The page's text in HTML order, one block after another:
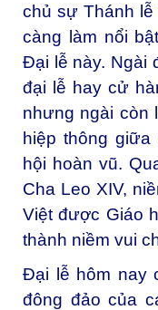
chủ sự Thánh
càng làm nổi
Đại lễ này. Ngài
đại lễ hay cử
nhưng ngài còn
hiệp thông
hội hoàn vũ.
Cha Leo XIV,
Việt được Giáo
thành niềm vui
Đại lễ hôm nay
đông đảo của